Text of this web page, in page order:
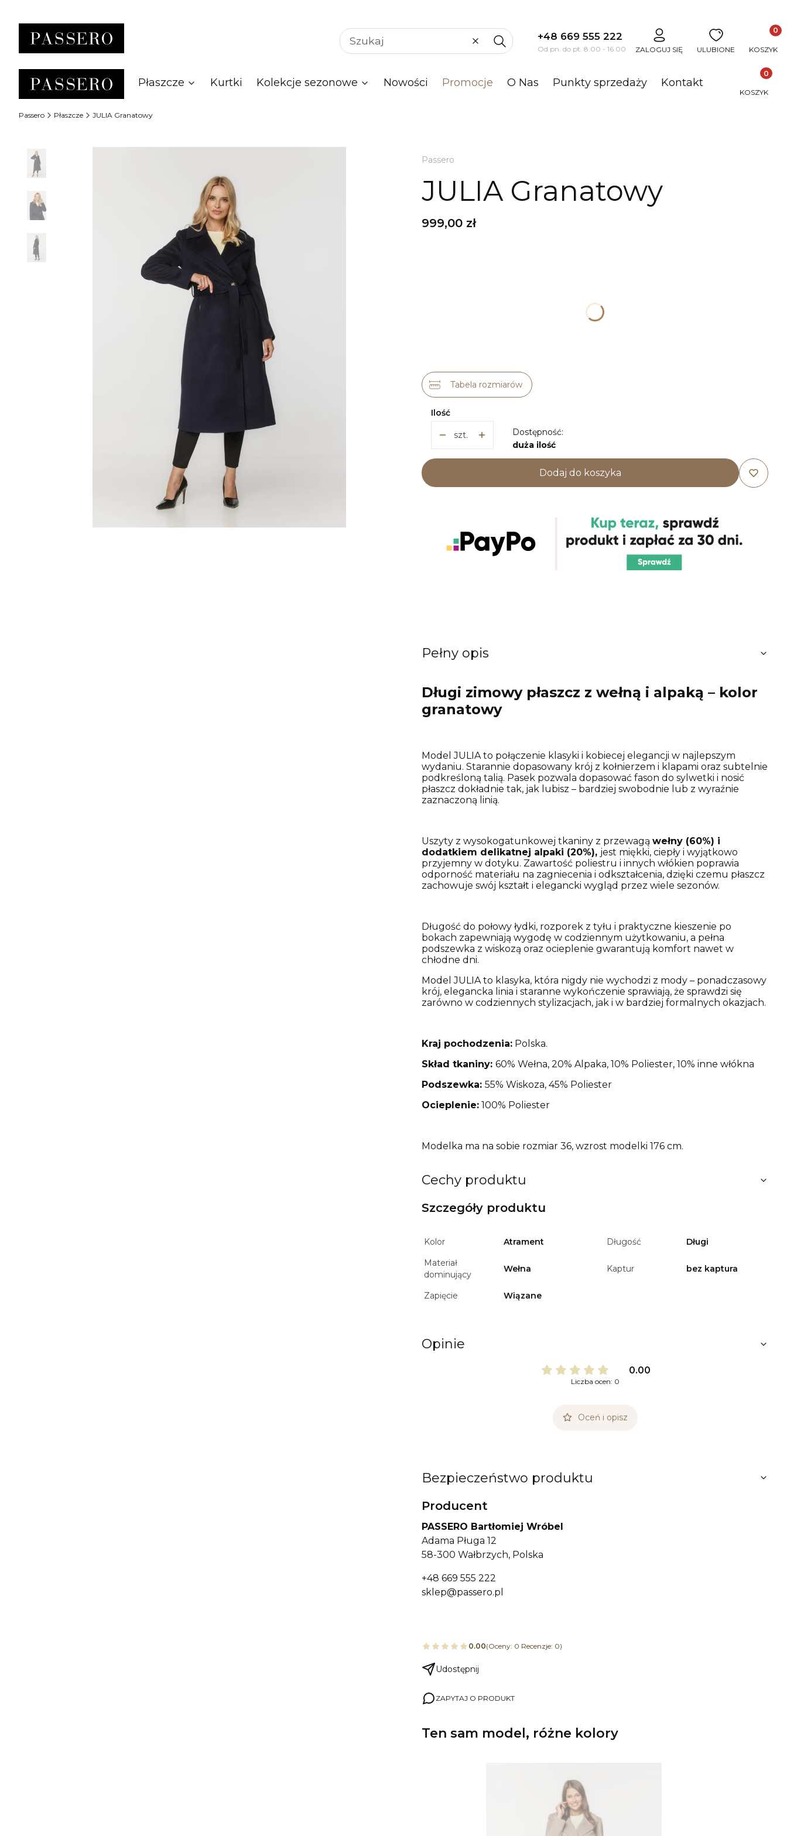
Wyczyść
Szukaj
+48 669 555 222
Od pn. do pt. 8.00 - 16.00 ZALOGUJ SIĘ ULUBIONE KOSZYK
Płaszcze Kurtki Kolekcje sezonowe Nowości Promocje O Nas Punkty sprzedaży Kontakt
Produkty
KOSZYK
Passero Płaszcze JULIA Granatowy
Passero
JULIA Granatowy
Cena
999,00 zł
Tabela rozmiarów
Ilość
szt.
Dostępność:
duża ilość
Dodaj do koszyka
Pełny opis
Długi zimowy płaszcz z wełną i alpaką – kolor
granatowy
Model JULIA to połączenie klasyki i kobiecej elegancji w najlepszym
wydaniu. Starannie dopasowany krój z kołnierzem i klapami oraz subtelnie
podkreśloną talią. Pasek pozwala dopasować fason do sylwetki i nosić
płaszcz dokładnie tak, jak lubisz – bardziej swobodnie lub z wyraźnie
zaznaczoną linią.
Uszyty z wysokogatunkowej tkaniny z przewagą wełny (60%) i
dodatkiem delikatnej alpaki (20%), jest miękki, ciepły i wyjątkowo
przyjemny w dotyku. Zawartość poliestru i innych włókien poprawia
odporność materiału na zagniecenia i odkształcenia, dzięki czemu płaszcz
zachowuje swój kształt i elegancki wygląd przez wiele sezonów.
Długość do połowy łydki, rozporek z tyłu i praktyczne kieszenie po
bokach zapewniają wygodę w codziennym użytkowaniu, a pełna
podszewka z wiskozą oraz ocieplenie gwarantują komfort nawet w
chłodne dni.
Model JULIA to klasyka, która nigdy nie wychodzi z mody – ponadczasowy
krój, elegancka linia i staranne wykończenie sprawiają, że sprawdzi się
zarówno w codziennych stylizacjach, jak i w bardziej formalnych okazjach.
Kraj pochodzenia: Polska.
Skład tkaniny: 60% Wełna, 20% Alpaka, 10% Poliester, 10% inne włókna
Podszewka: 55% Wiskoza, 45% Poliester
Ocieplenie: 100% Poliester
Modelka ma na sobie rozmiar 36, wzrost modelki 176 cm.
Cechy produktu
Szczegóły produktu
Kolor Atrament Długość
Długi
Materiał
dominujący
Wełna Kaptur bez kaptura
Zapięcie Wiązane
Opinie
0.00
Liczba ocen: 0
Oceń i opisz
Bezpieczeństwo produktu
Producent
PASSERO Bartłomiej Wróbel
Adama Pługa 12
58-300 Wałbrzych, Polska
+48 669 555 222
sklep@passero.pl
0.00(Oceny: 0 Recenzje: 0)
Udostępnij
ZAPYTAJ O PRODUKT
Ten sam model, różne kolory